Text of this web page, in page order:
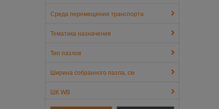
Среда перемещения транспорта
Тематика назначения
Тип пазлов
Ширина собранного пазла, см
ШК WB